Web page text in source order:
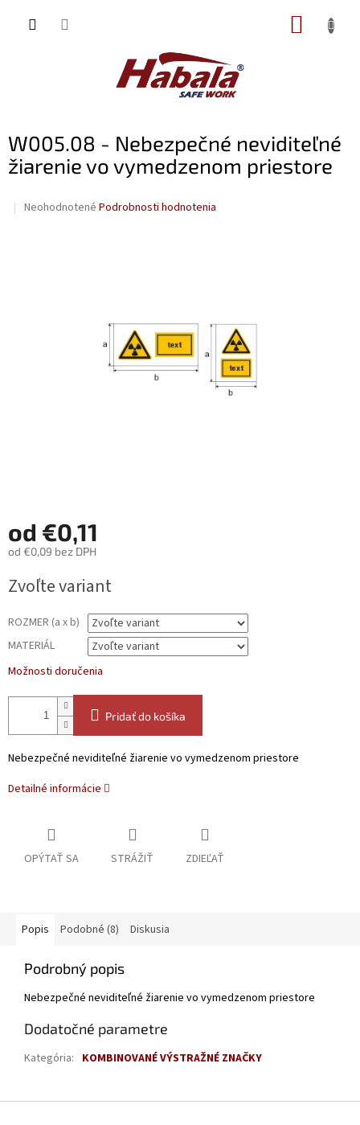
W005.08 - Nebezpečné neviditeľné
žiarenie vo vymedzenom priestore
Priemerné
Neohodnotené Podrobnosti hodnotenia
od €0,11
od €0,09 bez DPH
cena:
Zvoľte variant
ROZMER (a x b)
MATERIÁL
Možnosti doručenia
Pridať do košíka
Nebezpečné neviditeľné žiarenie vo vymedzenom priestore
Detailné informácie
OPÝTAŤ SA STRÁŽIŤ ZDIEĽAŤ
Popis Podobné (8) Diskusia
Podrobný popis
Nebezpečné neviditeľné žiarenie vo vymedzenom priestore
Dodatočné parametre
Kategória: KOMBINOVANÉ VÝSTRAŽNÉ ZNAČKY